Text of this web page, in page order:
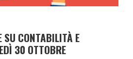
SU CONTABILITÀ E
30 OTTOBRE